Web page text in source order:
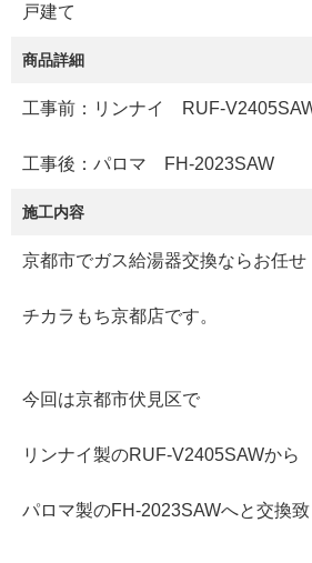
戸建て
商品詳細
工事前：リンナイ RUF-
工事後：パロマ FH-2023SAW
施工内容
京都市でガス給湯器交換ならお任せ
チカラもち京都店です。
今回は京都市伏見区で
リンナイ製のRUF-V2405SAWから
パロマ製のFH-2023SAWへと交換致